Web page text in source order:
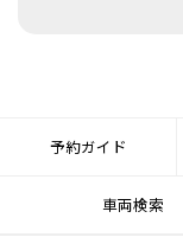
予約ガイド
車両検索